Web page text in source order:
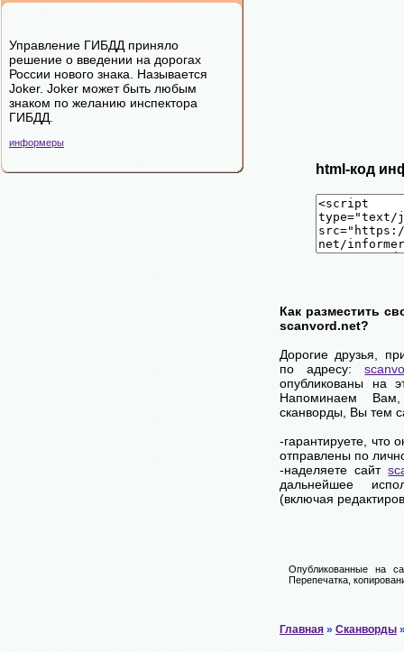
Управление ГИБДД приняло
решение о введении на дорогах
России нового знака. Называется
Joker. Joker может быть любым
знаком по желанию инспектора
ГИБДД.
информеры
html-код
Как разместить
scanvord.net?
Дорогие друзья,
по адресу:
опубликованы на
Напоминаем
сканворды, Вы тем
-гарантируете, что
отправлены по
-наделяете сайт
дальнейшее
(включая
Опубликованные на
Перепечатка,
Главная » Сканворды